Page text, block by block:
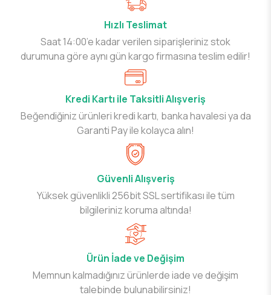
Hızlı Teslimat
Saat 14:00’e kadar verilen siparişleriniz stok
durumuna göre aynı gün kargo firmasına teslim edilir!
Kredi Kartı ile Taksitli Alışveriş
Beğendiğiniz ürünleri kredi kartı, banka havalesi ya da
Garanti Pay ile kolayca alın!
Güvenli Alışveriş
Yüksek güvenlikli 256bit SSL sertifikası ile tüm
bilgileriniz koruma altında!
Ürün İade ve Değişim
Memnun kalmadığınız ürünlerde iade ve değişim
talebinde bulunabilirsiniz!